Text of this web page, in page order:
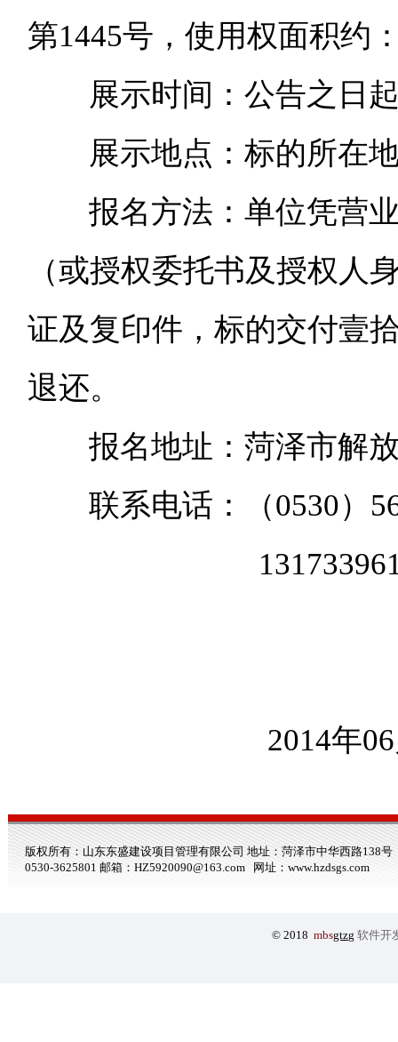
第1445号，使用权面积约
展示时间：公告之日
展示地点：标的所在
报名方法：单位凭营
（或授权委托书及授权人
证及复印件，标的交付壹
退还。
报名地址：菏泽市解
联系电话：（0530）
2014年06
版权所有：山东东盛建设项目管理有限公司 地址：菏泽市中华西路138
0530-3625801 邮箱：HZ5920090@163.com 网址： www.hzdsgs.com
© 2018mbsgtzg 软件开